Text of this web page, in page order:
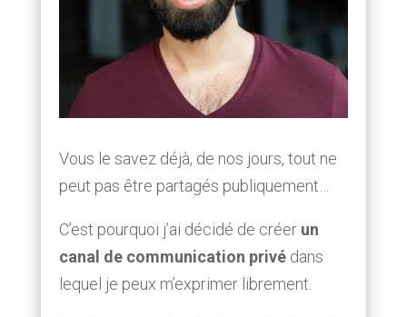
Vous le savez déjà, de nos jours, tout ne
peut pas être partagés publiquement…
C’est pourquoi j’ai décidé de créer un
canal de communication privé dans
lequel je peux m’exprimer librement.